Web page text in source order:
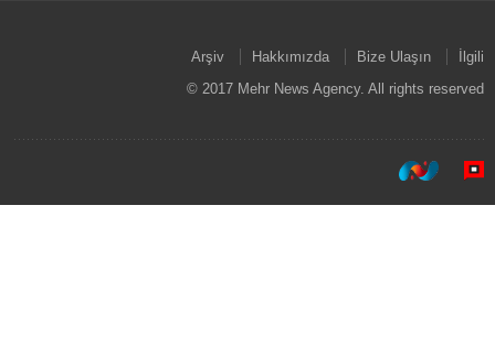
Arşiv Hakkımızda Bize Ulaşın
İlgili
© 2017 Mehr News Agency. All rights reserved